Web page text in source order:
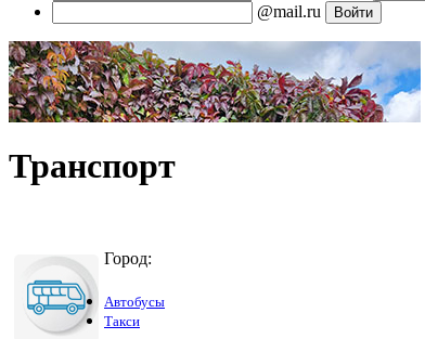
@mail.ru
Транспорт
Город:
Автобусы
Такси